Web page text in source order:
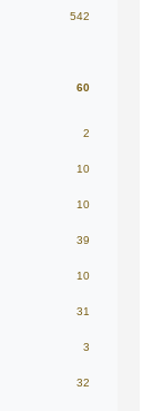
542
60
2
10
10
39
10
31
3
32